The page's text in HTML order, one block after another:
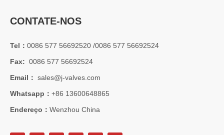
J-VALVES fabricante de válvula borboleta wafer lug, válvula
CONTATE-NOS
Tel： 0086 577 56692520 /0086 577 56692524
Fax: 0086 577 56692524
Email： sales@j-valves.com
Whatsapp： +86 13600648865
Endereço： Wenzhou China